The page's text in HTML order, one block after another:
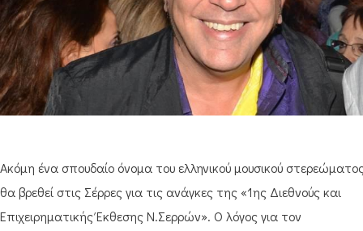
Ακόμη ένα σπουδαίο όνομα του ελληνικού μουσικού
θα βρεθεί στις Σέρρες για τις ανάγκες της «1ης Διεθνούς και
Επιχειρηματικής Έκθεσης Ν.Σερρών». Ο λόγος για τον